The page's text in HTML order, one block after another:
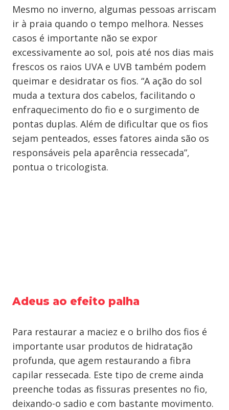
Mesmo no inverno, algumas pessoas arriscam
ir à praia quando o tempo melhora. Nesses
casos é importante não se expor
excessivamente ao sol, pois até nos dias mais
frescos os raios UVA e UVB também podem
queimar e desidratar os fios. “A ação do sol
muda a textura dos cabelos, facilitando o
enfraquecimento do fio e o surgimento de
pontas duplas. Além de dificultar que os fios
sejam penteados, esses fatores ainda são os
responsáveis pela aparência ressecada”,
pontua o tricologista.
Adeus ao efeito palha
Para restaurar a maciez e o brilho dos fios é
importante usar produtos de hidratação
profunda, que agem restaurando a fibra
capilar ressecada. Este tipo de creme ainda
preenche todas as fissuras presentes no fio,
deixando-o sadio e com bastante movimento.